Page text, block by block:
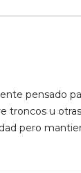
pensado
troncos u
pero